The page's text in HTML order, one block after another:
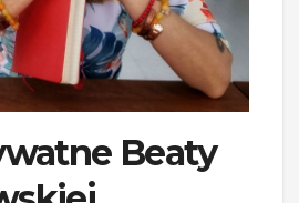
Beaty